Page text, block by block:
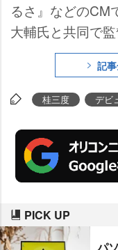
るさ』などのCM
大輔氏と共同で
大阪府が独立国
ユニークな物語
ンドーコバヤシ
由美子ら女優陣
トオルなど豪華
ナベアツは「柴
とコーラに合う映
ることが出来ま
記
桂三度 デビ
PICK UP
パ